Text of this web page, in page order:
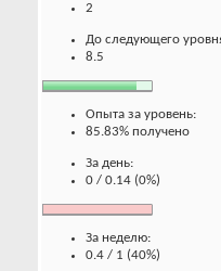
2
До следующего
8.5
Опыта за уровень:
85.83% получено
За день:
0 / 0.14 (0%)
За неделю:
0.4 / 1 (40%)